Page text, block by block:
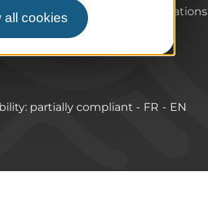
all cookies
Labels & Qualifications
partially compliant FR EN